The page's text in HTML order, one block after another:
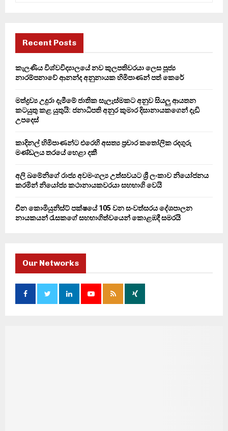
f
r
H
Recent Posts
කැලණිය විශ්වවිද්‍යාලයේ නව කුලපතිවරයා ලෙස පූජ්‍ය
නාරම්පනාවේ ආනන්ද අනුනායක හිමිපාණන් පත් කෙරේ
මත්ද්‍රව්‍ය උදුරා දැමීමේ ජාතික සැලැස්මකට අනුව සියලු ආයතන
කටයුතු කළ යුතුයි: ජනාධිපති අනුර කුමාර දිසානායකගෙන් දැඩි
උපදෙස්
කාදිනල් හිමිපාණන්ට එරෙහි අසත්‍ය ප්‍රචාර කතෝලික රදගුරු
මණ්ඩලය තරයේ හෙළා දකී
අලි ඛමේනිගේ රාජ්‍ය අවමංගල්‍ය උත්සවයට ශ්‍රී ලංකාව නියෝජනය
කරමින් නියෝජ්‍ය කථානායකවරයා සහභාගි වෙයි
චීන කොමියුනිස්ට් පක්ෂයේ 105 වන සංවත්සරය දේශපාලන
නායකයන් රැසකගේ සහභාගිත්වයෙන් කොළඹදී සමරයි
Our Networks